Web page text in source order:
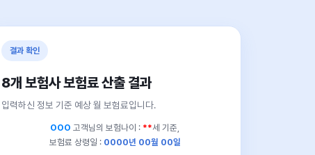
결과 확인
8개 보험사 보험료 산출 결과
입력하신 정보 기준 예상 월 보험료입니다.
OOO 고객님의 보험나이 : **세 기준,
보험료 상령일 : 0000년 00월 00일